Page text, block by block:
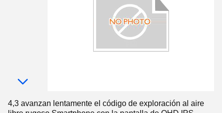
4,3 avanzan lentamente el código de exploración al aire